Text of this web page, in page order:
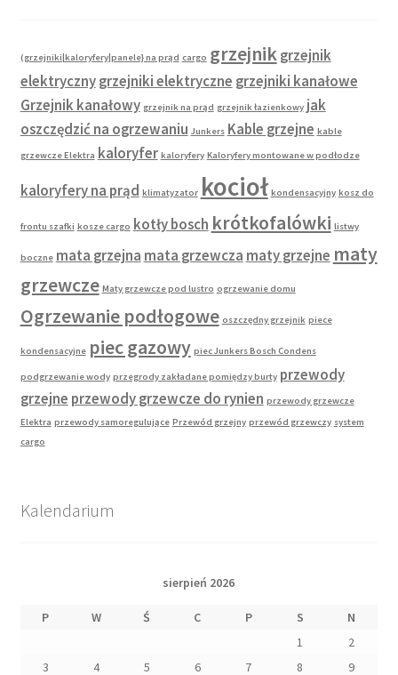
(grzejniki|kaloryfery|panele} na prąd cargo grzejnik grzejnik
elektryczny grzejniki elektryczne grzejniki kanałowe
Grzejnik kanałowy grzejnik na prąd grzejnik łazienkowy jak
oszczędzić na ogrzewaniu Junkers Kable grzejne kable
grzewcze Elektra kaloryfer kaloryfery Kaloryfery montowane w podłodze
kaloryfery na prąd klimatyzator kocioł kondensacyjny kosz do
frontu szafki kosze cargo kotły bosch krótkofalówki listwy
boczne mata grzejna mata grzewcza maty grzejne maty
grzewcze Maty grzewcze pod lustro ogrzewanie domu
Ogrzewanie podłogowe oszczędny grzejnik piece
kondensacyjne piec gazowy piec Junkers Bosch Condens
podgrzewanie wody przegrody zakładane pomiędzy burty przewody
grzejne przewody grzewcze do rynien przewody grzewcze
Elektra przewody samoregulujące Przewód grzejny przewód grzewczy system
cargo
Kalendarium
sierpień 2026
P W Ś C P S
N
1
2
3
4 5 6 7 8
9